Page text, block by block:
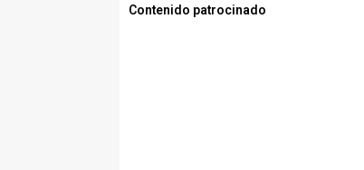
Contenido patrocinado